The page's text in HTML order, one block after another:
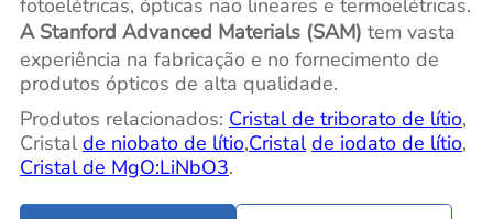
A Stanford Advanced Materials (SAM) tem vasta
experiência na fabricação e no fornecimento de
produtos ópticos de alta qualidade.
Produtos relacionados: Cristal de triborato de lítio,
Cristal de niobato de lítio,Cristal de iodato de lítio,
Cristal de MgO:LiNbO3.